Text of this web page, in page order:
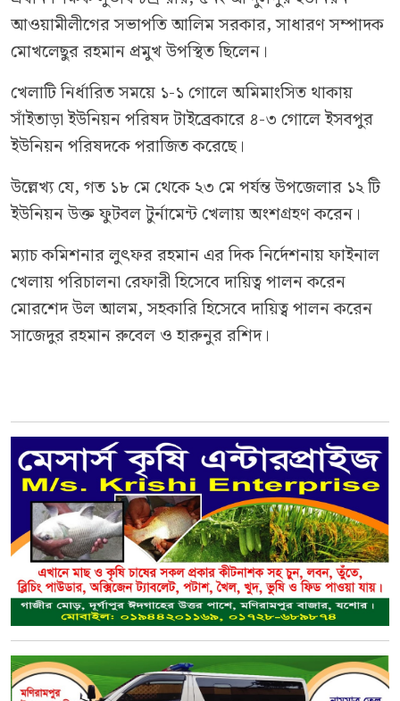
আওয়ামীলীগের সভাপতি আলিম সরকার, সাধারণ সম্পাদক
মোখলেছুর রহমান প্রমুখ উপস্থিত ছিলেন।
খেলাটি নির্ধারিত সময়ে ১-১ গোলে অমিমাংসিত থাকায়
সাঁইতাড়া ইউনিয়ন পরিষদ টাইব্রেকারে ৪-৩ গোলে ইসবপুর
ইউনিয়ন পরিষদকে পরাজিত করেছে।
উল্লেখ্য যে, গত ১৮ মে থেকে ২৩ মে পর্যন্ত উপজেলার ১২ টি
ইউনিয়ন উক্ত ফুটবল টুর্নামেন্ট খেলায় অংশগ্রহণ করেন।
ম্যাচ কমিশনার লুৎফর রহমান এর দিক নির্দেশনায় ফাইনাল
খেলায় পরিচালনা রেফারী হিসেবে দায়িত্ব পালন করেন
মোরশেদ উল আলম, সহকারি হিসেবে দায়িত্ব পালন করেন
সাজেদুর রহমান রুবেল ও হারুনুর রশিদ।